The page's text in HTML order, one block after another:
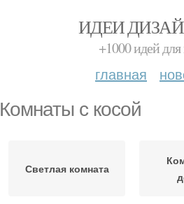
ИДЕИ
+1000 идей
главная
Комнаты с косой
Светлая комната